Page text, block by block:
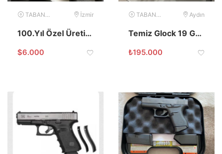
TABANCA İzmir
100.Yıl Özel Üretim Glock 19 Gen 5 (Kamu Görevlisinden)
$6.000
TABANCA Aydın
Temiz Glock 19 Gen4 Austria 9×19
₺195.000